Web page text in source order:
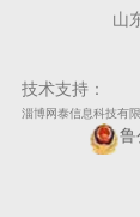
山
技术支持：
淄博网泰信息科技有
鲁